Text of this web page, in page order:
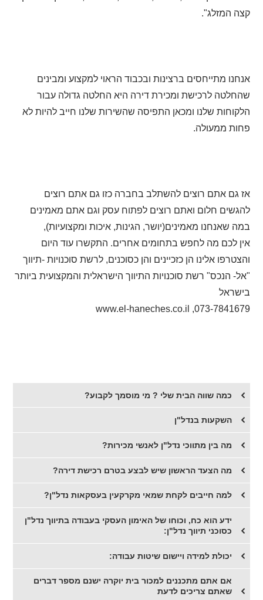
קצה המזלג".
אנחנו מתייחסים ברצינות ובכבוד הראוי למקצוע ומבינים
שהחלטה לרכישת ומכירת דירה היא החלטה גדולה עבור
הלקוחות שלנו ומכאן התפיסה שהשירות שלנו חייב להיות לא
פחות ממעולה.
אז גם אתם רוצים להשתלב בחברה כזו גם אתם רוצים
להגשים חלום ואתם רוצים לפתוח עסק וגם אתם מאמינים
במה שאנחנו מאמינים(יושר, הגינות, איכות ומקצועיות),
אין לכם מה לחפש בתחומים אחרים. התקשרו עוד היום
והצטרפו אלינו הן כזכיינים והן כסוכנים, לרשת סוכנויות -תיווך
"אל- הנכס" רשת סוכנויות התיווך הישראלית והמקצועית ביותר
בישראל
073-7841679,
www.el-haneches.co.il
כמה שווה הבית שלי ? מי מוסמך לקבוע?
השקעות בנדל"ן
מה בין מתווכי נדל"ן לאנשי מכירות?
מה הצעד הראשון שיש לבצע בטרם רכישת דירה?
למה חייבים לקחת שמאי מקרקעין בעסקאות נדל"ן?
ידע הוא כח, וכוחו של האימון העסקי בעבודה בתיווך נדל"ן
כסוכני תיווך נדל"ן:
יכולת למידה ויישום שיטות עבודה:
אם אתם מתכננים למכור בית יוקרה ישנם מספר דברים
שאתם צריכים לדעת